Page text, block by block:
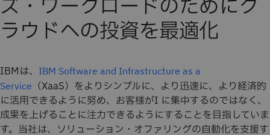
ズ・ワークロードのためにク
ラウドへの投資を最適化
IBMは、 IBM Software and Infrastructure as a
Service （XaaS）をよりシンプルに、より迅速に、より経済的
に活用できるように努め、お客様がI に集中するのではなく、
成果を上げることに注力できるようにすることを目指していま
す。当社は、ソリューション・オファリングの自動化を支援す